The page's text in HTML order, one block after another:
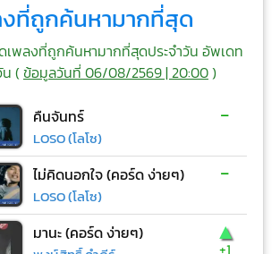
ที่ถูกค้นหามากที่สุด
พลงที่ถูกค้นหามากที่สุดประจำวัน อัพเดท
(ข้อมูลวันที่ 06/08/2569 | 20:00)
คืนจันทร์
LOSO (โลโซ)
-
ไม่คิดนอกใจ (คอร์ด ง่ายๆ)
LOSO (โลโซ)
-
มานะ (คอร์ด ง่ายๆ) ▲
+1